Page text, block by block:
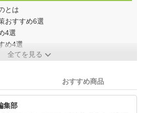
とは
おすすめ6選
4選
め4選
全てを見る
おすすめ商品
集部